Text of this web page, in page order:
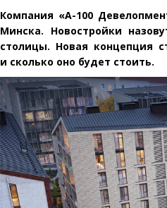
Компания «А-100
Минска. Новостройки
столицы. Новая концепция
и сколько оно будет стоить.